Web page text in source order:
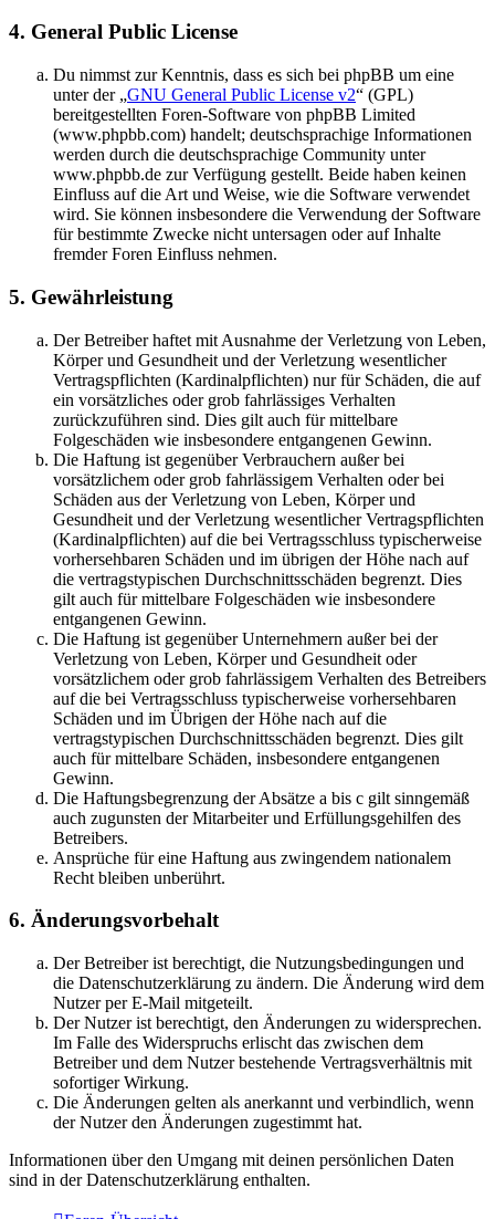
4. General Public License
Du nimmst zur Kenntnis, dass es sich bei phpBB um eine
unter der „GNU General Public License v2“ (GPL)
bereitgestellten Foren-Software von phpBB Limited
(www.phpbb.com) handelt; deutschsprachige Informationen
werden durch die deutschsprachige Community unter
www.phpbb.de zur Verfügung gestellt. Beide haben keinen
Einfluss auf die Art und Weise, wie die Software verwendet
wird. Sie können insbesondere die Verwendung der Software
für bestimmte Zwecke nicht untersagen oder auf Inhalte
fremder Foren Einfluss nehmen.
5. Gewährleistung
Der Betreiber haftet mit Ausnahme der Verletzung von Leben,
Körper und Gesundheit und der Verletzung wesentlicher
Vertragspflichten (Kardinalpflichten) nur für Schäden, die auf
ein vorsätzliches oder grob fahrlässiges Verhalten
zurückzuführen sind. Dies gilt auch für mittelbare
Folgeschäden wie insbesondere entgangenen Gewinn.
Die Haftung ist gegenüber Verbrauchern außer bei
vorsätzlichem oder grob fahrlässigem Verhalten oder bei
Schäden aus der Verletzung von Leben, Körper und
Gesundheit und der Verletzung wesentlicher Vertragspflichten
(Kardinalpflichten) auf die bei Vertragsschluss typischerweise
vorhersehbaren Schäden und im übrigen der Höhe nach auf
die vertragstypischen Durchschnittsschäden begrenzt. Dies
gilt auch für mittelbare Folgeschäden wie insbesondere
entgangenen Gewinn.
Die Haftung ist gegenüber Unternehmern außer bei der
Verletzung von Leben, Körper und Gesundheit oder
vorsätzlichem oder grob fahrlässigem Verhalten des Betreibers
auf die bei Vertragsschluss typischerweise vorhersehbaren
Schäden und im Übrigen der Höhe nach auf die
vertragstypischen Durchschnittsschäden begrenzt. Dies gilt
auch für mittelbare Schäden, insbesondere entgangenen
Gewinn.
Die Haftungsbegrenzung der Absätze a bis c gilt sinngemäß
auch zugunsten der Mitarbeiter und Erfüllungsgehilfen des
Betreibers.
Ansprüche für eine Haftung aus zwingendem nationalem
Recht bleiben unberührt.
6. Änderungsvorbehalt
Der Betreiber ist berechtigt, die Nutzungsbedingungen und
die Datenschutzerklärung zu ändern. Die Änderung wird dem
Nutzer per E-Mail mitgeteilt.
Der Nutzer ist berechtigt, den Änderungen zu widersprechen.
Im Falle des Widerspruchs erlischt das zwischen dem
Betreiber und dem Nutzer bestehende Vertragsverhältnis mit
sofortiger Wirkung.
Die Änderungen gelten als anerkannt und verbindlich, wenn
der Nutzer den Änderungen zugestimmt hat.
Informationen über den Umgang mit deinen persönlichen Daten
sind in der Datenschutzerklärung enthalten.